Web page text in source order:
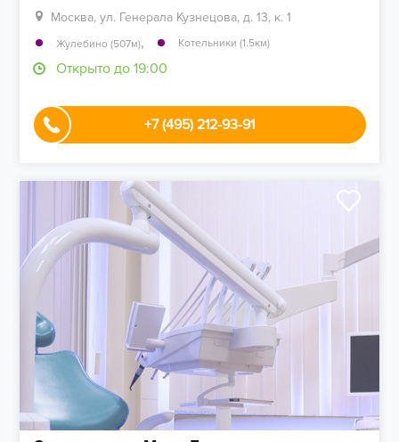
Москва, ул. Генерала Кузнецова, д. 13, к. 1
Жулебино (507м), Котельники (1.5км)
Открыто до 19:00
+7 (495) 212-93-91